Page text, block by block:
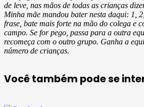
de leve, nas mãos de todas as crianças
Minha mãe mandou bater nesta daqui: 1,
frase, bate mais forte na mão do colega e
campo. Se for pego, passa para a outra
recomeça com o outro grupo. Ganha a
número de crianças.
Você também pode se